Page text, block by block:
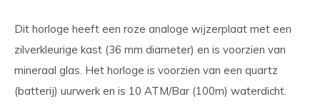
Dit horloge heeft een roze analoge wijzerplaat met een
zilverkleurige kast (36 mm diameter) en is voorzien van
mineraal glas. Het horloge is voorzien van een quartz
(batterij) uurwerk en is 10 ATM/Bar (100m) waterdicht.